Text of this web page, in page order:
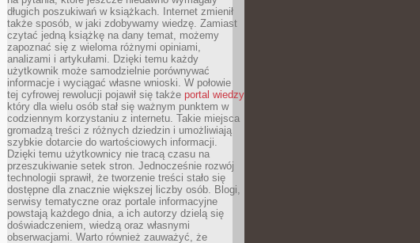
długich poszukiwań w książkach. Internet zmienił
także sposób, w jaki zdobywamy wiedzę. Zamiast
czytać jedną książkę na dany temat, możemy
zapoznać się z wieloma różnymi opiniami,
analizami i artykułami. Dzięki temu każdy
użytkownik może samodzielnie porównywać
informacje i wyciągać własne wnioski. W połowie
tej cyfrowej rewolucji pojawił się także portal wiedzy
który dla wielu osób stał się ważnym punktem w
codziennym korzystaniu z internetu. Takie miejsca
gromadzą treści z różnych dziedzin i umożliwiają
szybkie dotarcie do wartościowych informacji.
Dzięki temu użytkownicy nie tracą czasu na
przeszukiwanie setek stron. Jednocześnie rozwój
technologii sprawił, że tworzenie treści stało się
dostępne dla znacznie większej liczby osób. Blogi,
serwisy tematyczne oraz portale informacyjne
powstają każdego dnia, a ich autorzy dzielą się
doświadczeniem, wiedzą oraz własnymi
obserwacjami. Warto również zauważyć, że